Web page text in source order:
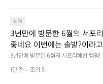
캠핑
3년만에 방문한 6월의 서포
좋네요 이번에는 솔밭?이라
잡았는데 정말 시원하고 경
맑은편, 아이들도 놀기 좋고
네요  .1박 1동 1만원 (수금은
3년만에 방문한 6월의 서포리해변 캠
밭?이라고 해야하나 여기에 자리를 잡았
서해치고 물도 맑은편, 아이들도 놀기 좋
1달 전 조회 51